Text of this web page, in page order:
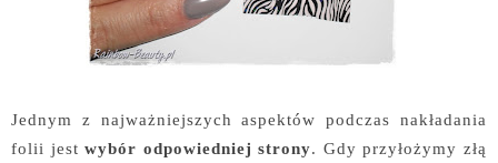
Jednym z najważniejszych aspektów podczas nakładania
folii jestwybór odpowiedniej strony. Gdy przyłożymy złą